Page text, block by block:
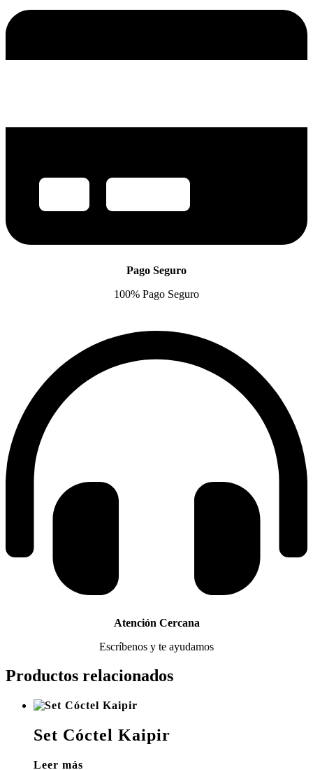
Pago Seguro
100% Pago Seguro
Atención Cercana
Escríbenos y te ayudamos
Productos relacionados
Set Cóctel Kaipir
Leer más